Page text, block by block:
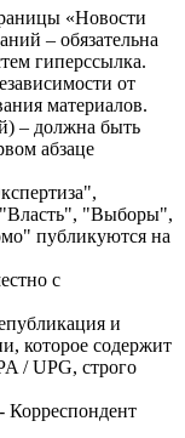
«Новости
– обязательна
гиперссылка.
от
материалов.
– должна быть
абзаце
"Выборы",
публикуются на
с
и
которое содержит
/ UPG, строго
Корреспондент